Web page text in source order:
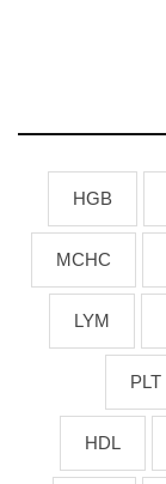
HGB
MCHC
LYM
PLT
HDL